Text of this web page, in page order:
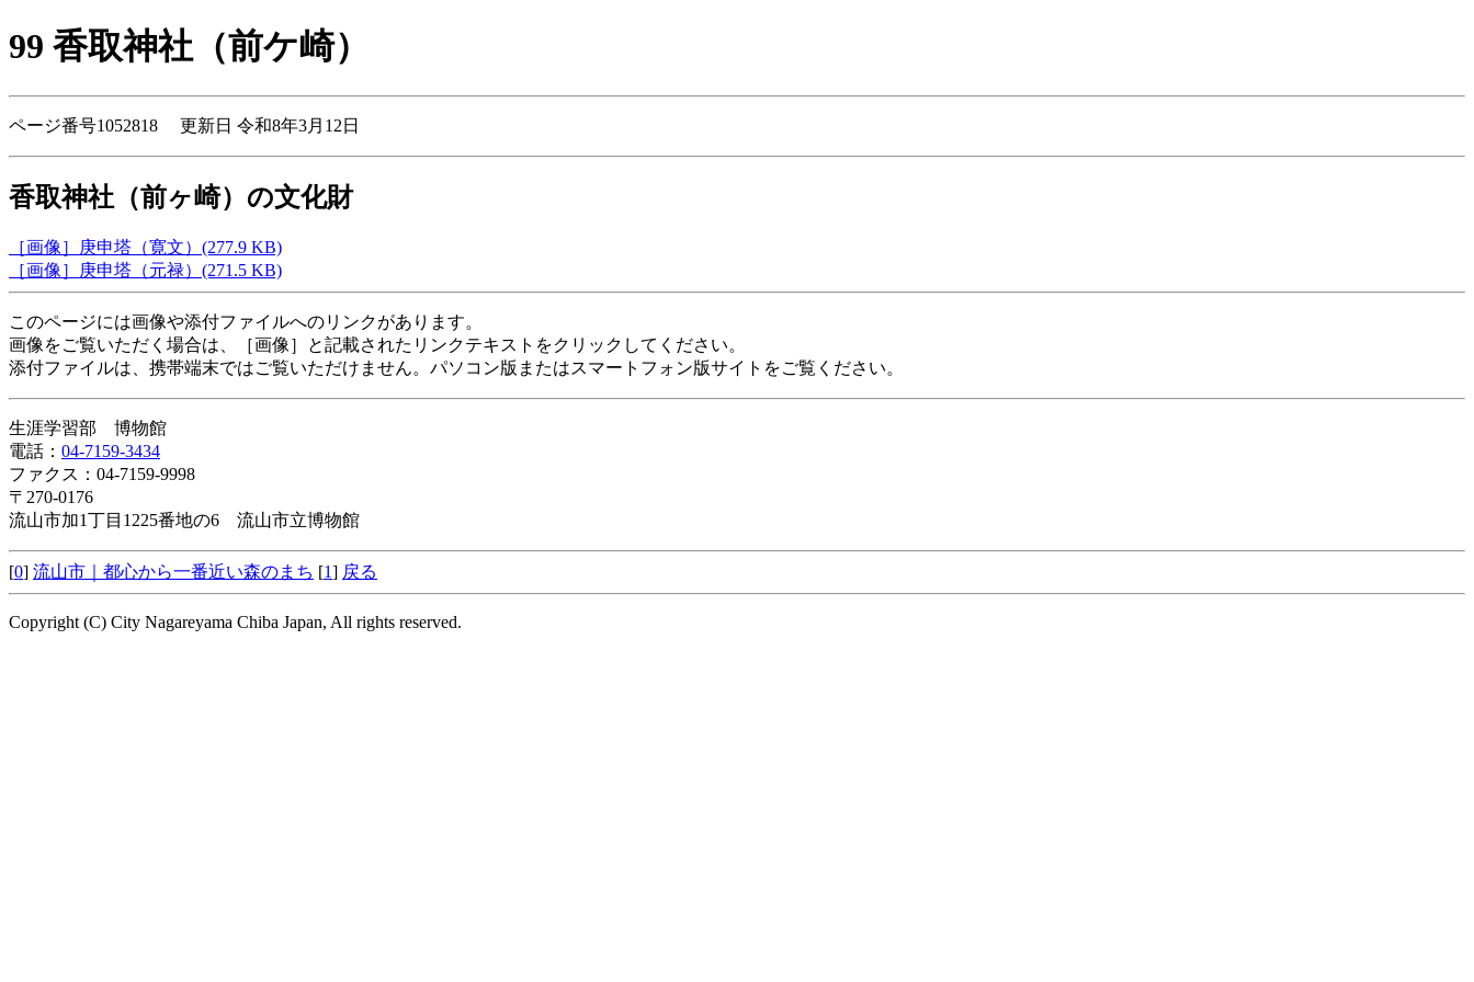
99 香取神社（前ケ崎）
ページ番号1052818 更新日 令和8年3月12日
香取神社（前ヶ崎）の文化財
［画像］庚申塔（寛文）(277.9 KB)
［画像］庚申塔（元禄）(271.5 KB)
このページには画像や添付ファイルへのリンクがあります。
画像をご覧いただく場合は、［画像］と記載されたリンクテキストをクリックしてください。
添付ファイルは、携帯端末ではご覧いただけません。パソコン版またはスマートフォン版サイトをご覧ください。
生涯学習部 博物館
電話： 04-7159-3434
ファクス：04-7159-9998
〒270-0176
流山市加1丁目1225番地の6 流山市立博物館
[0] 流山市｜都心から一番近い森のまち [1] 戻る
Copyright (C) City Nagareyama Chiba Japan, All rights reserved.